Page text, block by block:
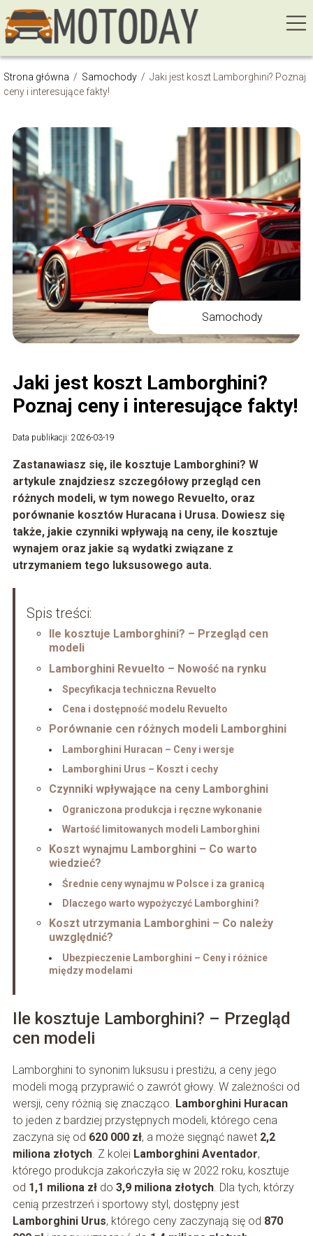
Strona główna / Samochody / Jaki jest koszt Lamborghini? Poznaj
ceny i interesujące fakty!
Samochody
Jaki jest koszt Lamborghini?
Poznaj ceny i interesujące fakty!
Data publikacji: 2026-03-19
Zastanawiasz się, ile kosztuje Lamborghini? W
artykule znajdziesz szczegółowy przegląd cen
różnych modeli, w tym nowego Revuelto, oraz
porównanie kosztów Huracana i Urusa. Dowiesz się
także, jakie czynniki wpływają na ceny, ile kosztuje
wynajem oraz jakie są wydatki związane z
utrzymaniem tego luksusowego auta.
Spis treści:
Ile kosztuje Lamborghini? – Przegląd cen
modeli
Lamborghini Revuelto – Nowość na rynku
Specyfikacja techniczna Revuelto
Cena i dostępność modelu Revuelto
Porównanie cen różnych modeli Lamborghini
Lamborghini Huracan – Ceny i wersje
Lamborghini Urus – Koszt i cechy
Czynniki wpływające na ceny Lamborghini
Ograniczona produkcja i ręczne wykonanie
Wartość limitowanych modeli Lamborghini
Koszt wynajmu Lamborghini – Co warto
wiedzieć?
Średnie ceny wynajmu w Polsce i za granicą
Dlaczego warto wypożyczyć Lamborghini?
Koszt utrzymania Lamborghini – Co należy
uwzględnić?
Ubezpieczenie Lamborghini – Ceny i różnice
między modelami
Ile kosztuje Lamborghini? – Przegląd
cen modeli
Lamborghini to synonim luksusu i prestiżu, a ceny jego
modeli mogą przyprawić o zawrót głowy. W zależności od
wersji, ceny różnią się znacząco. Lamborghini Huracan
to jeden z bardziej przystępnych modeli, którego cena
zaczyna się od 620 000 zł, a może sięgnąć nawet 2,2
miliona złotych. Z kolei Lamborghini Aventador,
którego produkcja zakończyła się w 2022 roku, kosztuje
od 1,1 miliona złdo 3,9 miliona złotych. Dla tych, którzy
cenią przestrzeń i sportowy styl, dostępny jest
Lamborghini Urus, którego ceny zaczynają się od 870